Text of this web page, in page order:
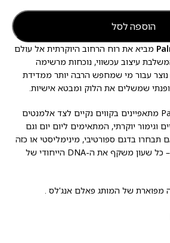
הוספה לסל
מביא את רוח הרחוב היוקרתית אל עולם
עיצוב עכשווי, נוכחות מרשימה
נוצר עבור מי שמחפש הרבה יותר ממדידת
שמשלים את הלוק ומבטא אישיות.
השעונים של Palm Angels מתאפיינים בקווים נקיים לצד אלמנטים
וגימור יוקרתי, המתאימים ליום יום וגם
תבחרו בדגם ספורטיבי, מינימליסטי או כזה
שמושך את כל המבטים – כל שעון משקף את ה-DNA הייחודי של
מפוארת של המותג פאלם אנג'לס .